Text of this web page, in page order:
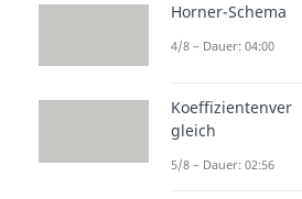
oder der
x =
4. Schreibe
Horner-Schema
4/8 – Dauer: 04:00
Koeffizientenver
gleich
5/8 – Dauer: 02:56